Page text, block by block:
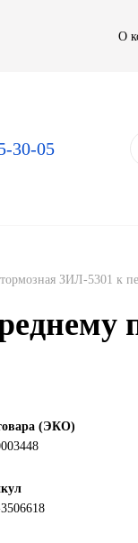
О
30-05
ЗИЛ-5301 к
(ЭКО)